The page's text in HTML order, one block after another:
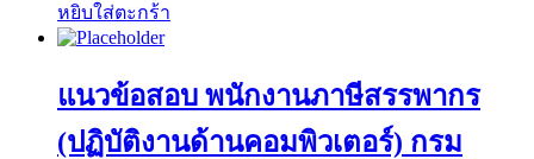
หยิบใส่ตะกร้า
แนวข้อสอบ พนักงานภาษีสรรพากร
(ปฏิบัติงานด้านคอมพิวเตอร์) กรม